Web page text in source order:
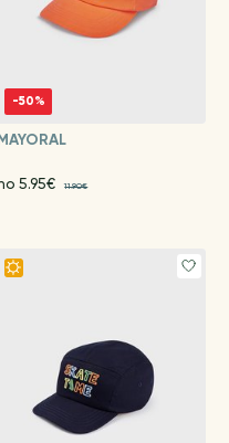
-50%
MAYORAL
5.95€ 11.90€